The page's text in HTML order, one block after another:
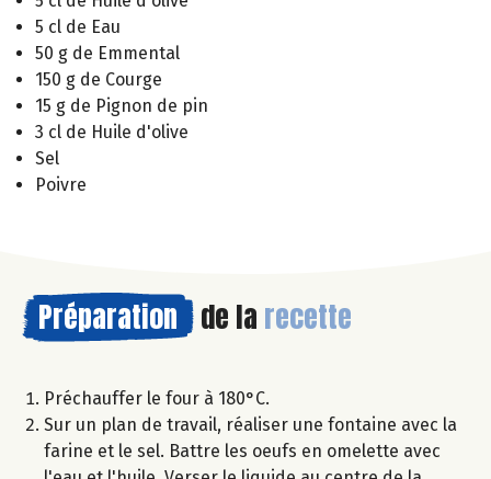
5 cl de Eau
50 g de Emmental
150 g de Courge
15 g de Pignon de pin
3 cl de Huile d'olive
Sel
Poivre
Préparation de la recette
Préchauffer le four à 180°C.
Sur un plan de travail, réaliser une fontaine avec la
farine et le sel. Battre les oeufs en omelette avec